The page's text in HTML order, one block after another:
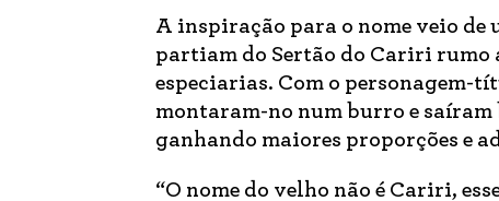
A inspiração para o nome veio de
partiam do Sertão do Cariri rumo
especiarias. Com o personagem-
montaram-no num burro e
ganhando maiores proporções e
“O nome do velho não é Cariri,